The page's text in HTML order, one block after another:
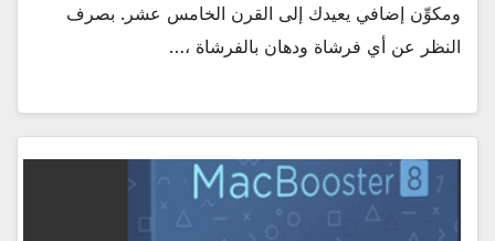
ومكوِّن إضافي يعيدك إلى القرن الخامس عشر. بصرف
النظر عن أي فرشاة ودهان بالفرشاة ،…